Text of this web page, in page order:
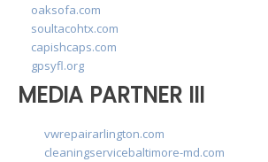
oaksofa.com
soultacohtx.com
capishcaps.com
gpsyfl.org
MEDIA PARTNER III
vwrepairarlington.com
cleaningservicebaltimore-md.com